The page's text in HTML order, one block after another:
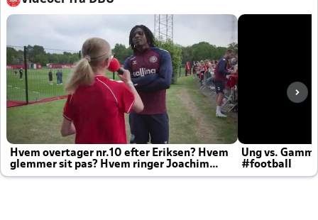
Hvem overtager nr.10 efter Eriksen? Hvem
glemmer sit pas? Hvem ringer Joachim
altid til efter kampe?
Ung vs.
#football